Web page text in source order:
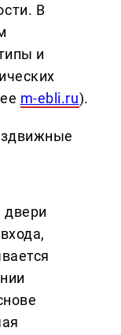
В
и
m-ebli.ru).